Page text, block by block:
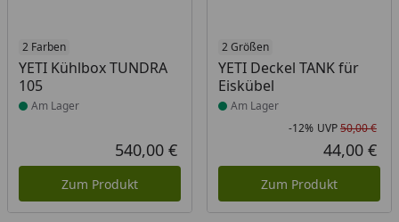
2 Farben
YETI Kühlbox TUNDRA
105
Produkt am Lager
Am Lager
Aktueller Preis
540,00 €
Zum Produkt
2 Größen
YETI Deckel TANK für
Eiskübel
Produkt am Lager
Am Lager
-12% UVP50,00 €
44,00 €
Zum Produkt